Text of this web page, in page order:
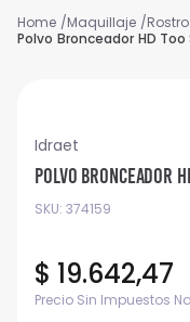
Maquillaje Rostro
Polvo Bronceador HD
Idraet
Polvo Bronceador
SKU: 374159
$ 19.642,47
Precio Sin Impuestos